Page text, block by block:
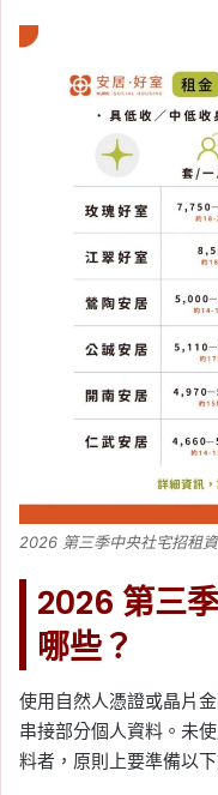
2026 第三季中央社宅招租
2026 第三
哪些？
使用自然人憑證或晶片
串接部分個人資料。未
料者，原則上要準備以下